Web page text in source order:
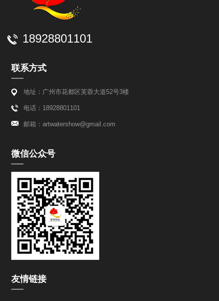
18928801101
联系方式
地址：广州市花都区芙蓉大道52号3楼
电话：18928801101
邮箱：artwatershow@gmail.com
微信公众号
友情链接